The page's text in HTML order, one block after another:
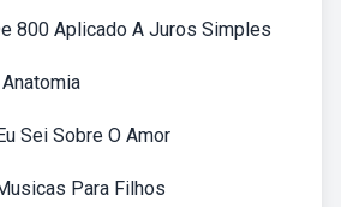
800 Aplicado A Juros Simples
Sei Sobre O Amor
Para Filhos